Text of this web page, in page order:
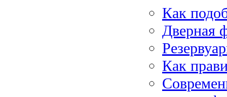
Как
Дверная
Как